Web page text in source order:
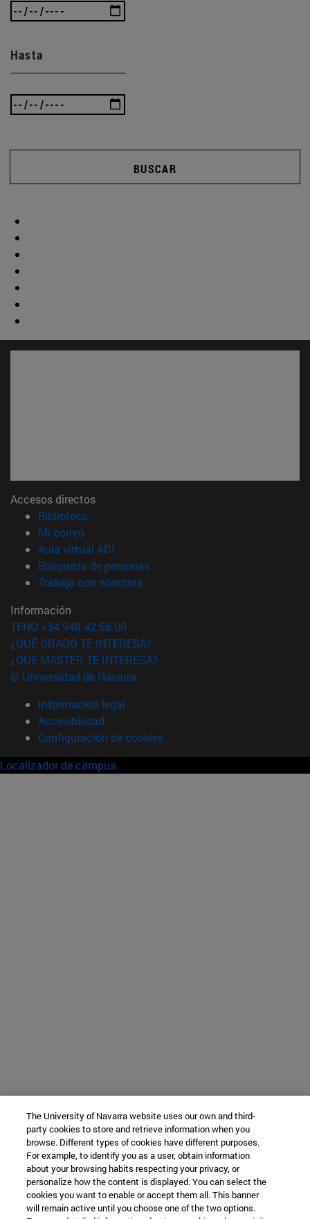
Hasta
BUSCAR
Accesos directos
Biblioteca
Mi correo(abre en nueva ventana)
Aula virtual ADI
Búsqueda de personas(abre en nueva ventana)
Trabaja con nosotros(abre en nueva ventana)
Información
TFNO +34 948 42 56 00
¿QUÉ GRADO TE INTERESA?
¿QUÉ MÁSTER TE INTERESA?
© Universidad de Navarra
Información legal
Accesibilidad
Configuración de cookies
Localizador de campus
The University of Navarra website uses our own and third-
party cookies to store and retrieve information when you
browse. Different types of cookies have different purposes.
For example, to identify you as a user, obtain information
about your browsing habits respecting your privacy, or
personalize how the content is displayed. You can select the
cookies you want to enable or accept them all. This banner
will remain active until you choose one of the two options.